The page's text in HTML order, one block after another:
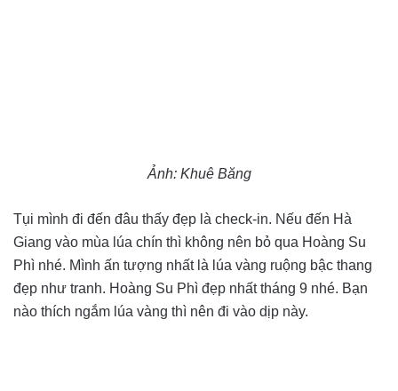
Ảnh: Khuê Băng
Tụi mình đi đến đâu thấy đẹp là check-in. Nếu đến Hà
Giang vào mùa lúa chín thì không nên bỏ qua Hoàng Su
Phì nhé. Mình ấn tượng nhất là lúa vàng ruộng bậc thang
đẹp như tranh. Hoàng Su Phì đẹp nhất tháng 9 nhé. Bạn
nào thích ngắm lúa vàng thì nên đi vào dịp này.